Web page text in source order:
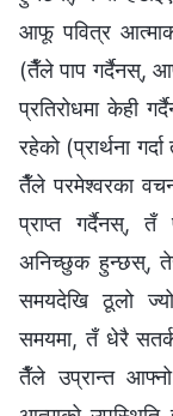
आफू पवित्र
(तैँले पाप गर्दैनस्,
प्रतिरोधमा केही
रहेको (प्रार्थना
तैँले परमेश्‍वरका
प्राप्त गर्दैनस्,
अनिच्छुक हुन्छस्,
समयदेखि ठूलो
समयमा, तँ धेरै
तैँले उप्रान्त